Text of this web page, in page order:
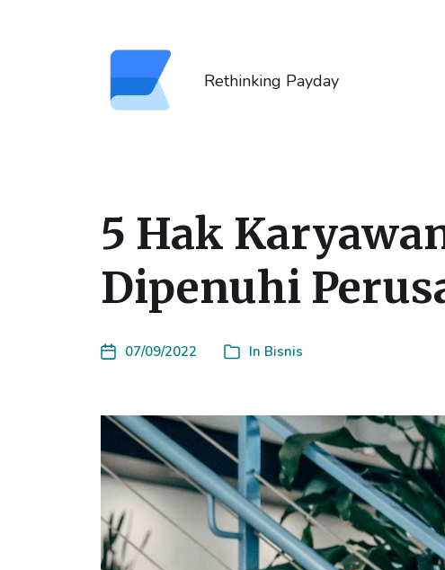
Rethinking Payday
5 Hak
Dipenuhi
07/09/2022 In Bisnis